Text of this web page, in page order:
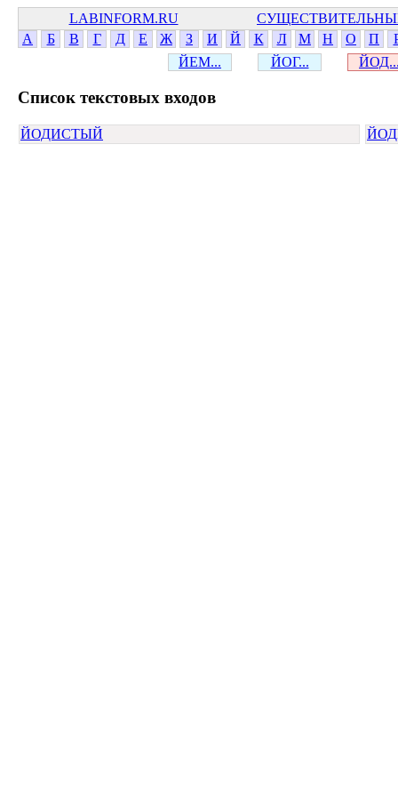
LABINFORM.RU
А
Б В Г Д Е Ж З И Й К Л М Н О П
ЙЕМ...
ЙОГ...
Cписок текстовых входов
ЙОДИСТЫЙ